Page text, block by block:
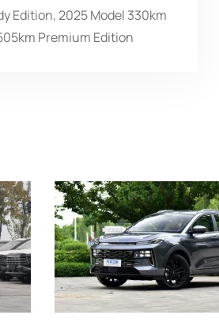
Edition, 2025 Model 330km
Premium Edition